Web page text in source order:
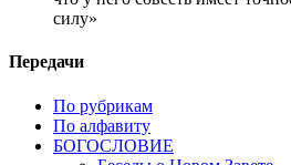
силу»
Передачи
По рубрикам
По алфавиту
БОГОСЛОВИЕ